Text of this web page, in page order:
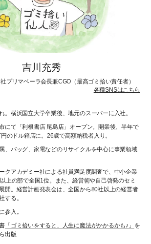
吉川充秀
プリマベーラ会長兼CGO（最高ゴミ拾い責任者）
各種SNSはこちら
。横浜国立大学卒業後、地元のスーパーに入社。
にて「利根書店 尾島店」オープン。開業後、半年で
のドル箱店に。26歳で高額納税者入り。
、バッグ、家電などのリサイクルを中心に事業領域
クアカデミー社による社員満足度調査で、中小企業
上の部で全国1位。また、経営術や自己啓発のセミ
開。経営計画発表会は、全国から80社以上の経営者
する。
参入。
「ゴミ拾いをすると、人生に魔法がかかるかも♪」 を
出版